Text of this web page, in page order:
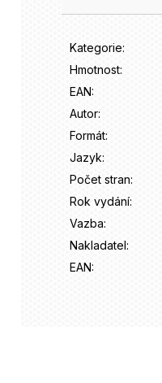
Měrná
Kategorie:
Hmotnost:
EAN:
Autor:
Formát:
Jazyk:
Počet stran:
Rok vydání:
Vazba:
Nakladatel:
EAN: